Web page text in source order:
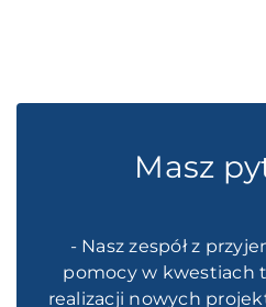
Masz
- Nasz zespół z
pomocy w kwestiach
realizacji nowych